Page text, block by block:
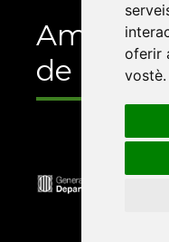
oferir
vostè.
Amb el
de